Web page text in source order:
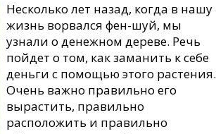
Несколько лет назад, когда в нашу
жизнь ворвался фен-шуй, мы
узнали о денежном дереве. Речь
пойдет о том, как заманить к себе
деньги с помощью этого растения.
Очень важно правильно его
вырастить, правильно
расположить и правильно